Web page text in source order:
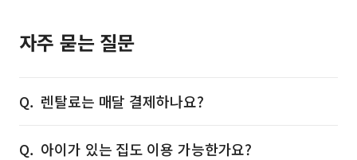
자주 묻는 질문
렌탈료는 매달 결제하나요?
아이가 있는 집도 이용 가능한가요?